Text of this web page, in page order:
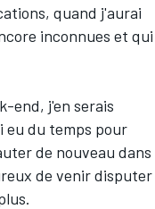
quand j'aurai
inconnues et qui
end, j'en serais
eu du temps pour
de nouveau dans
de venir disputer